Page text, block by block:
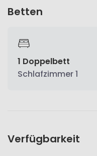
Betten
1 Doppelbett
Schlafzimmer 1
Verfügbarkeit